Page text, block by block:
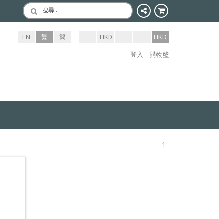
搜尋…
HKD HKD
EN 繁
簡
登入
購物籃
1